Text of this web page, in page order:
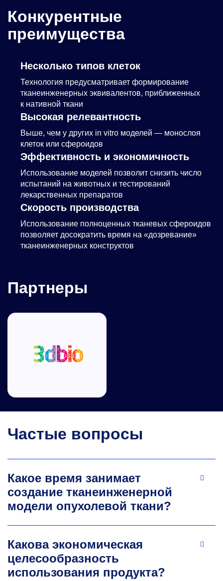
Конкурентные
преимущества
Несколько типов клеток
Технология предусматривает формирование
тканеинженерных эквивалентов, приближенных
к нативной ткани
Высокая релевантность
Выше, чем у других in vitro моделей — монослоя
клеток или сфероидов
Эффективность и экономичность
Использование моделей позволит снизить число
испытаний на животных и тестирований
лекарственных препаратов
Скорость производства
Использование полноценных тканевых сфероидов
позволяет досократить время на «дозревание»
тканеинженерных конструктов
Партнеры
Частые вопросы
Какое время занимает
создание тканеинженерной
модели опухолевой ткани?
Какова экономическая
целесообразность
использования продукта?